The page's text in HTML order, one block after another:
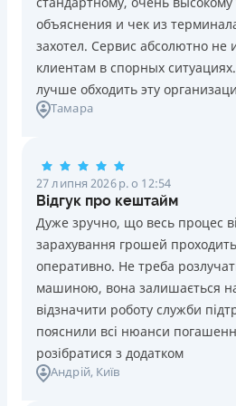
Ліцензія НБУ №10
Вся інформація про кредит
Знижена процентна ставка
клієнтів на період від 3 до 30
стандартна ставка 1%)
Запитуються лише дані
банківської картки й телефону
Оформляються кредити
кредитною історією
Переказуються гроші на
після підписання
кредиту
Даруються знижки до -99%
майбутні кредити згідно з
Програма лояльності для
Цілодобова підтримка в Viber,
Недоліки
Нема кредиту для юросіб (ФОП)
объяснения и чек из
захотел. Сервис абсолютно не
клиентам в спорных
лучше обходить эту
Тамара
27 липня 2026 р. о 12:54
Відгук про кештайм
Дуже зручно, що весь процес
зарахування грошей
оперативно. Не треба
машиною, вона залишається
відзначити роботу служби
пояснили всі нюанси
розібратися з додатком
Андрій, Київ